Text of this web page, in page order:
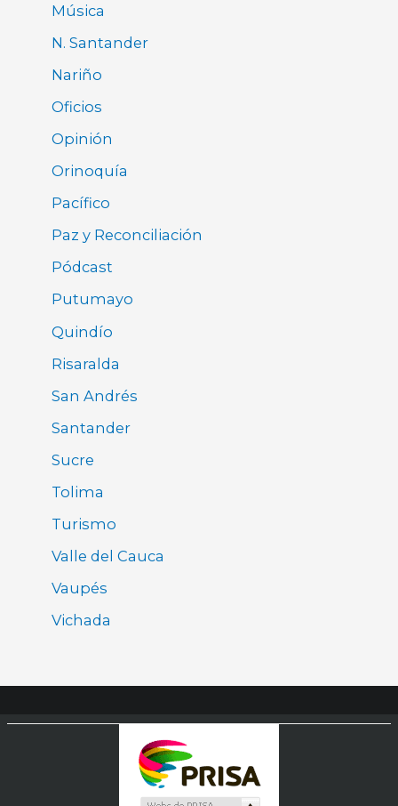
Música
N. Santander
Nariño
Oficios
Opinión
Orinoquía
Pacífico
Paz y Reconciliación
Pódcast
Putumayo
Quindío
Risaralda
San Andrés
Santander
Sucre
Tolima
Turismo
Valle del Cauca
Vaupés
Vichada